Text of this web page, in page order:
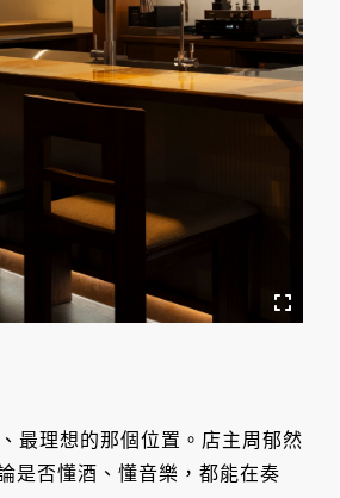
最理想的那個位置。店主周郁然
是否懂酒、懂音樂，都能在奏